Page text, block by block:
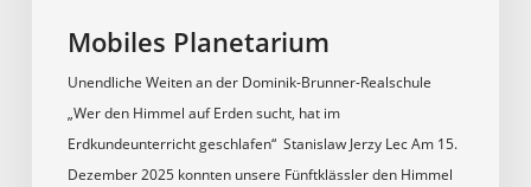
Mobiles Planetarium
Unendliche Weiten an der Dominik-Brunner-Realschule
„Wer den Himmel auf Erden sucht, hat im
Erdkundeunterricht geschlafen“ Stanislaw Jerzy Lec Am 15.
Dezember 2025 konnten unsere Fünftklässler den Himmel